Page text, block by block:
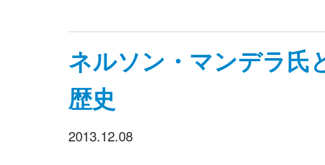
ネルソン・マンデラ氏
歴史
2013.12.08